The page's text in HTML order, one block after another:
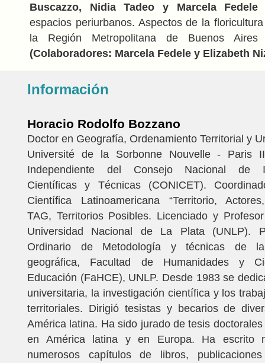
Buscazzo, Nidia Tadeo y Marcela Fedele
espacios periurbanos. Aspectos de la
la Región Metropolitana de Buenos
(Colaboradores: Marcela Fedele y Elizabeth
Información
Horacio Rodolfo Bozzano
Doctor en Geografía, Ordenamiento Territorial y
Université de la Sorbonne Nouvelle - Paris
Independiente del Consejo Nacional de
Científicas y Técnicas (CONICET).
Científica Latinoamericana “Territorio,
TAG, Territorios Posibles. Licenciado y
Universidad Nacional de La Plata (UNLP).
Ordinario de Metodología y técnicas de la
geográfica, Facultad de Humanidades y
Educación (FaHCE), UNLP. Desde 1983 se
universitaria, la investigación científica y los
territoriales. Dirigió tesistas y becarios de
América latina. Ha sido jurado de tesis
en América latina y en Europa. Ha escrito
numerosos capítulos de libros,